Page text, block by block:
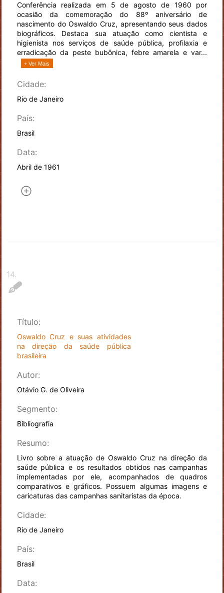
Conferência realizada em 5 de agosto de 1960 por
ocasião da comemoração do 88º aniversário de
nascimento do Oswaldo Cruz, apresentando seus dados
biográficos. Destaca sua atuação como cientista e
higienista nos serviços de saúde pública, profilaxia e
erradicação da peste bubônica, febre amarela e var...
+ Ver Mais
Cidade:
Rio de Janeiro
País:
Brasil
Data:
Abril de 1961
14.
Título:
Oswaldo Cruz e suas atividades
na direção da saúde pública
brasileira
Autor:
Otávio G. de Oliveira
Segmento:
Bibliografia
Resumo:
Livro sobre a atuação de Oswaldo Cruz na direção da
saúde pública e os resultados obtidos nas campanhas
implementadas por ele, acompanhados de quadros
comparativos e gráficos. Possuem algumas imagens e
caricaturas das campanhas sanitaristas da época.
Cidade:
Rio de Janeiro
País:
Brasil
Data: